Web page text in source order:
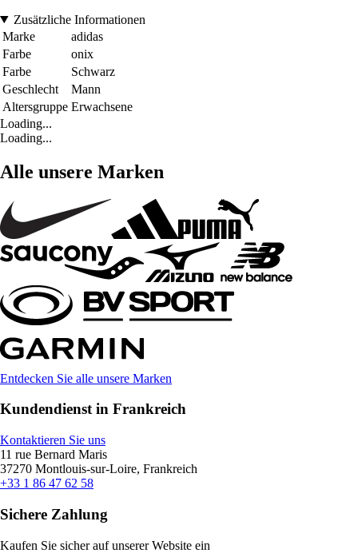
Zusätzliche Informationen
Marke
adidas
Farbe
onix
Farbe
Schwarz
Geschlecht
Mann
Altersgruppe Erwachsene
Loading...
Loading...
Alle unsere Marken
Entdecken Sie alle unsere Marken
Kundendienst in Frankreich
Kontaktieren Sie uns
11 rue Bernard Maris
37270 Montlouis-sur-Loire, Frankreich
+33 1 86 47 62 58
Sichere Zahlung
Kaufen Sie sicher auf unserer Website ein